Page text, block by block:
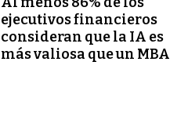
ejecutivos financieros
consideran que la IA es
más valiosa que un MBA